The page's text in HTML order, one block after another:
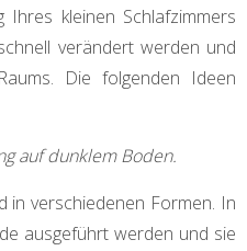
Ihres kleinen Schlafzimmers
verändert werden und
Die folgenden Ideen
auf dunklem Boden.
in verschiedenen Formen. In
ausgeführt werden und sie